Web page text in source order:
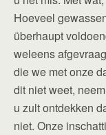
Hoeveel
überhaupt
weleens
die we met onze
dit niet weet,
u zult ontdekken
niet. Onze